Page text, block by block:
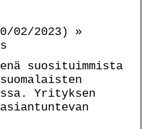
02/2023) »
suosituimmista
Yrityksen